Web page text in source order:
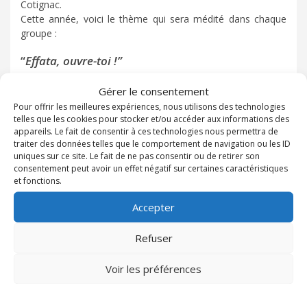
Gérer le consentement
Pour offrir les meilleures expériences, nous utilisons des technologies
telles que les cookies pour stocker et/ou accéder aux informations des
appareils. Le fait de consentir à ces technologies nous permettra de
traiter des données telles que le comportement de navigation ou les ID
uniques sur ce site. Le fait de ne pas consentir ou de retirer son
consentement peut avoir un effet négatif sur certaines caractéristiques
et fonctions.
Accepter
Refuser
Voir les préférences
Cotignac.
Cette année, voici le thème qui sera médité dans chaque
groupe :
“Effata, ouvre-toi !”
Programme commun à l’arrivée :
Samedi 4 :
19h00 : Messe célébrée par frère Vincent, recteur du
Sanctuaire
21h45 : Veillée de prière (louange, témoignage…)
10h00 : Messe de clôture avec les familles